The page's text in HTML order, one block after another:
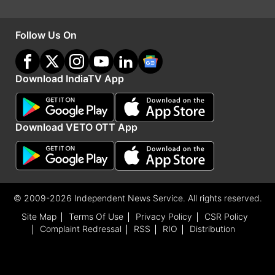
जल्दी नहीं घटेंगी कीमतें
दिल्ली स्थित आजादपुर सब्जी मंडी के सदस्य और आजादपुर
टमाटर एसोसिएशन के अध्यक्ष अशोक कौशिक ने कहा, "पिछले
दो दिनों में भारी बारिश के कारण दिल्ली में टमाटर की आपूर्ति
Follow Us On
Download IndiaTV App
Download VETO OTT App
© 2009-2026 Independent News Service. All rights reserved.
Site Map
Terms Of Use Privacy Policy
CSR Policy
Complaint Redressal
RSS RIO Distribution